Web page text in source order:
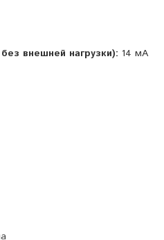
внешней нагрузки): 14 мА